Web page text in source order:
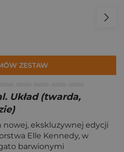
ZESTAW
Układ (twarda,
nowej, ekskluzywnej edycji
Elle Kennedy, w
barwionymi